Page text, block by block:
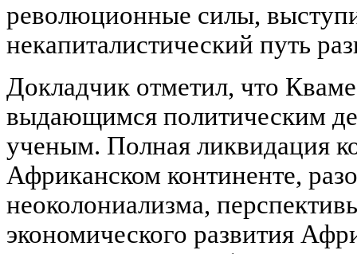
революционные силы,
некапиталистический путь
Докладчик отметил, что
выдающимся политическим
ученым. Полная ликвидация
Африканском континенте,
неоколониализма,
экономического развития